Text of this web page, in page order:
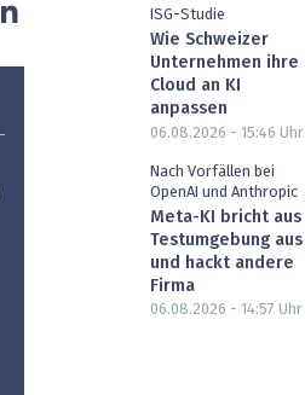
ISG-Studie
Wie Schweizer
Unternehmen ihre
Cloud an KI
anpassen
06.08.2026 - 15:46 Uhr
Nach Vorfällen bei
OpenAI und Anthropic
Meta-KI bricht aus
Testumgebung aus
und hackt andere
Firma
06.08.2026 - 14:57 Uhr